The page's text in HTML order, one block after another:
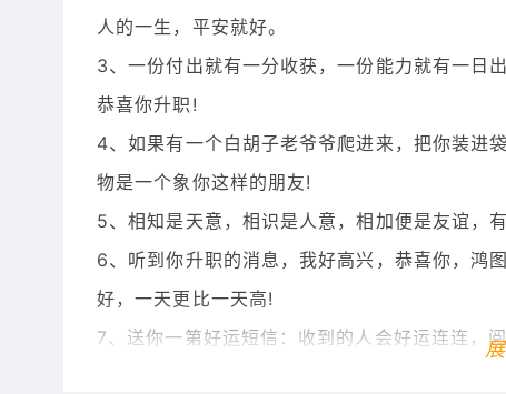
人的一生，平安就好。
3、一份付出就有一分收获，一份能力就有一日
恭喜你升职!
4、如果有一个白胡子老爷爷爬进来，把你装进
物是一个象你这样的朋友!
5、相知是天意，相识是人意，相加便是友谊，
6、听到你升职的消息，我好高兴，恭喜你，鸿
好，一天更比一天高!
7、送你一第好运短信：收到的人会好运连连，